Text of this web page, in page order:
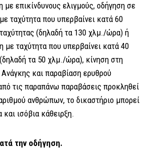
με επικίνδυνους ελιγμούς, οδήγηση σε
ταχύτητα που υπερβαίνει κατά 60
(δηλαδή τα 130 χλμ./ώρα) ή
με ταχύτητα που υπερβαίνει κατά 40
τα 50 χλμ./ώρα), κίνηση στη
και παραβίαση ερυθρού
τις παραπάνω παραβάσεις προκληθεί
ανθρώπων, το δικαστήριο μπορεί
ισόβια κάθειρξη.
την οδήγηση.